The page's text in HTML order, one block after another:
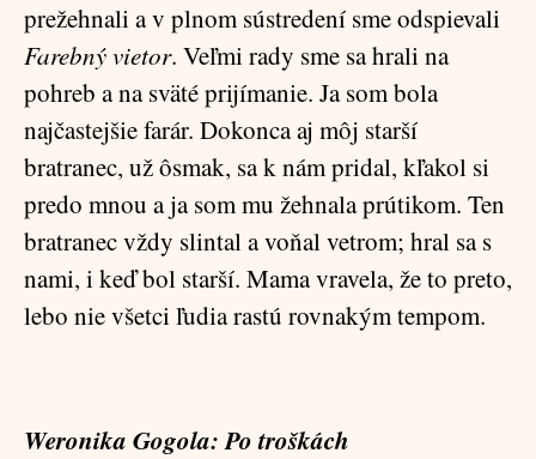
prežehnali a v plnom sústredení sme odspievali
Farebný vietor. Veľmi rady sme sa hrali na
pohreb a na sväté prijímanie. Ja som bola
najčastejšie farár. Dokonca aj môj starší
bratranec, už ôsmak, sa k nám pridal, kľakol si
predo mnou a ja som mu žehnala prútikom. Ten
bratranec vždy slintal a voňal vetrom; hral sa s
nami, i keď bol starší. Mama vravela, že to preto,
lebo nie všetci ľudia rastú rovnakým tempom.
Weronika Gogola:Po troškách